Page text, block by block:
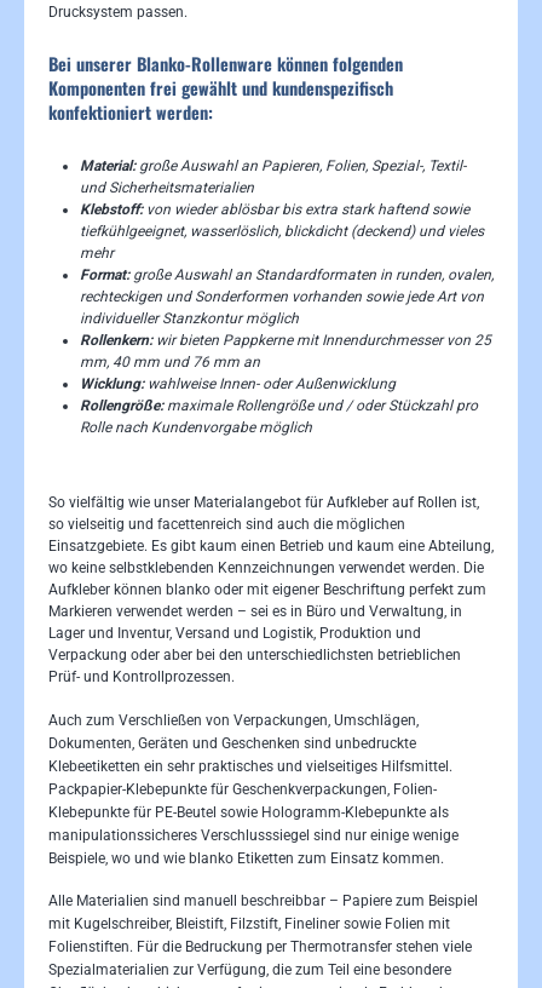
Drucksystem passen.
Bei unserer Blanko-Rollenware können folgenden
Komponenten frei gewählt und kundenspezifisch
konfektioniert werden:
Material:große Auswahl an Papieren, Folien, Spezial-, Textil-
und Sicherheitsmaterialien
Klebstoff:von wieder ablösbar bis extra stark haftend sowie
tiefkühlgeeignet, wasserlöslich, blickdicht (deckend) und vieles
mehr
Format:große Auswahl an Standardformaten in runden, ovalen,
rechteckigen und Sonderformen vorhanden sowie jede Art von
individueller Stanzkontur möglich
Rollenkern:wir bieten Pappkerne mit Innendurchmesser von 25
mm, 40 mm und 76 mm an
Wicklung:wahlweise Innen- oder Außenwicklung
Rollengröße:maximale Rollengröße und / oder Stückzahl pro
Rolle nach Kundenvorgabe möglich
So vielfältig wie unser Materialangebot für Aufkleber auf Rollen ist,
so vielseitig und facettenreich sind auch die möglichen
Einsatzgebiete. Es gibt kaum einen Betrieb und kaum eine Abteilung,
wo keine selbstklebenden Kennzeichnungen verwendet werden. Die
Aufkleber können blanko oder mit eigener Beschriftung perfekt zum
Markieren verwendet werden – sei es in Büro und Verwaltung, in
Lager und Inventur, Versand und Logistik, Produktion und
Verpackung oder aber bei den unterschiedlichsten betrieblichen
Prüf- und Kontrollprozessen.
Auch zum Verschließen von Verpackungen, Umschlägen,
Dokumenten, Geräten und Geschenken sind unbedruckte
Klebeetiketten ein sehr praktisches und vielseitiges Hilfsmittel.
Packpapier-Klebepunkte für Geschenkverpackungen, Folien-
Klebepunkte für PE-Beutel sowie Hologramm-Klebepunkte als
manipulationssicheres Verschlusssiegel sind nur einige wenige
Beispiele, wo und wie blanko Etiketten zum Einsatz kommen.
Alle Materialien sind manuell beschreibbar – Papiere zum Beispiel
mit Kugelschreiber, Bleistift, Filzstift, Fineliner sowie Folien mit
Folienstiften. Für die Bedruckung per Thermotransfer stehen viele
Spezialmaterialien zur Verfügung, die zum Teil eine besondere